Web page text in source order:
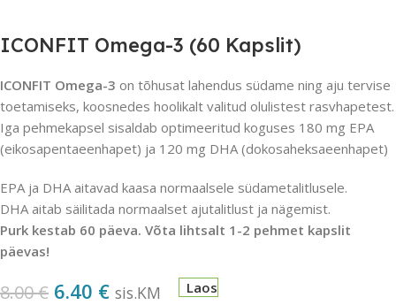
ICONFIT Omega-3 (60 Kapslit)
ICONFIT Omega-3 on tõhusat lahendus südame ning aju tervise
toetamiseks, koosnedes hoolikalt valitud olulistest rasvhapetest.
Iga pehmekapsel sisaldab optimeeritud koguses 180 mg EPA
(eikosapentaeenhapet) ja 120 mg DHA (dokosaheksaeenhapet)
EPA ja DHA aitavad kaasa normaalsele südametalitlusele.
DHA aitab säilitada normaalset ajutalitlust ja nägemist.
Purk kestab 60 päeva. Võta lihtsalt 1-2 pehmet kapslit
päevas!
8.00€ 6.40 € sis.KM Laos